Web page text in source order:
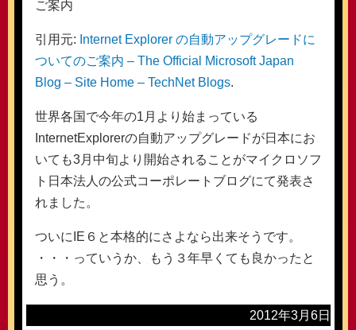
ご案内
引用元: Internet Explorer の自動アップグレードに
ついてのご案内 – The Official Microsoft Japan
Blog – Site Home – TechNet Blogs.
世界各国で今年の1月より始まっている
InternetExplorerの自動アップグレードが日本にお
いても3月中旬より開始されることがマイクロソフ
ト日本法人の公式コーポレートブログにて発表さ
れました。
ついにIE６と本格的にさよなら出来そうです。
・・・っていうか、もう３年早くても良かったと
思う。
2012年3月6日